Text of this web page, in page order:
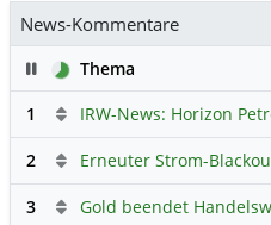
News-Kommentare
PauseThema
1
2
3